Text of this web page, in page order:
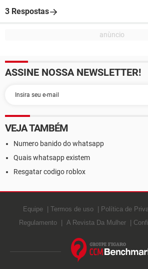
3 Respostas
ASSINE NOSSA NEWSLETTER!
VEJA TAMBÉM
Numero banido do whatsapp
Quais whatsapp existem
Resgatar codigo roblox
Equipe Termos de uso Política de
Regulamento
A Revista Da Mulher